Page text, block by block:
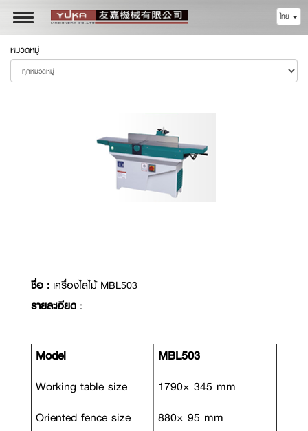
Toggle
navigation
ไทย
หมวดหมู่
ชื่อ : เครื่องไสไม้ MBL503
รายละเอียด :
Model
MBL503
Working table size
1790× 345 mm
Oriented fence size
880× 95 mm